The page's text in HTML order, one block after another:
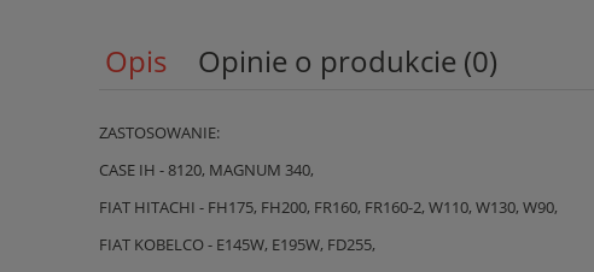
Opis Opinie o produkcie (0)
ZASTOSOWANIE:
CASE IH - 8120, MAGNUM 340,
FIAT HITACHI - FH175, FH200, FR160, FR160-2, W110, W130, W90,
FIAT KOBELCO - E145W, E195W, FD255,